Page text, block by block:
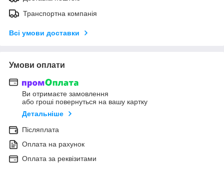
Транспортна компанія
Всі умови доставки
Умови оплати
Ви отримаєте замовлення
або гроші повернуться на вашу картку
Детальніше
Післяплата
Оплата на рахунок
Оплата за реквізитами